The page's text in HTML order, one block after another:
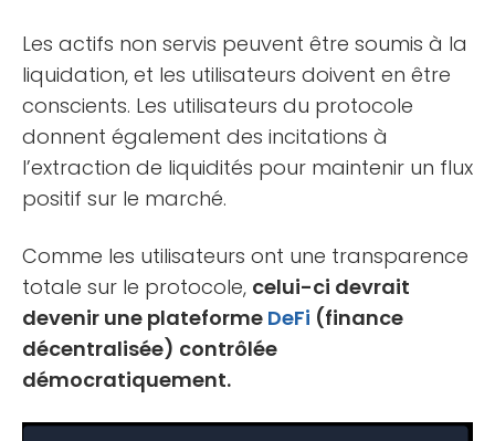
Les actifs non servis peuvent être soumis à la
liquidation, et les utilisateurs doivent en être
conscients. Les utilisateurs du protocole
donnent également des incitations à
l’extraction de liquidités pour maintenir un flux
positif sur le marché.
Comme les utilisateurs ont une transparence
totale sur le protocole, celui-ci devrait
devenir une plateforme DeFi (finance
décentralisée) contrôlée
démocratiquement.